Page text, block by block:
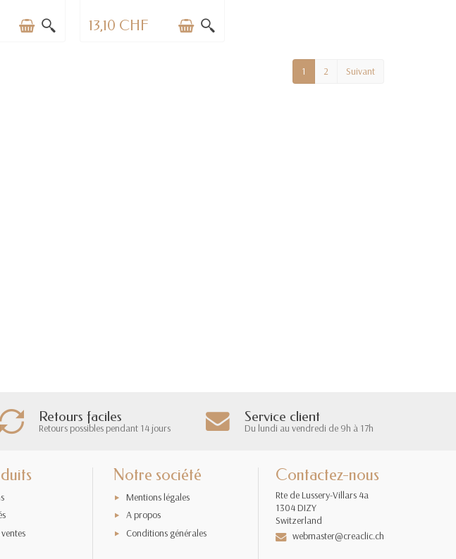
13,10 CHF
1 2 Suivant
Retours faciles
Retours possibles pendant 14 jours
Service client
Du lundi au vendredi de 9h à 17h
Notre société
Mentions légales
A propos
Conditions générales
Contactez-nous
Rte de Lussery-Villars 4a
1304 DIZY
Switzerland
webmaster@creaclic.ch